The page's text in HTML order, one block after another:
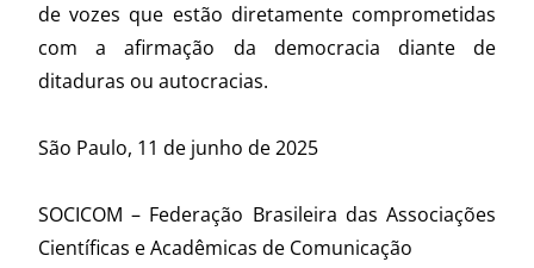
de vozes que estão diretamente comprometidas
com a afirmação da democracia diante de
ditaduras ou autocracias.
São Paulo, 11 de junho de 2025
SOCICOM – Federação Brasileira das Associações
Científicas e Acadêmicas de Comunicação